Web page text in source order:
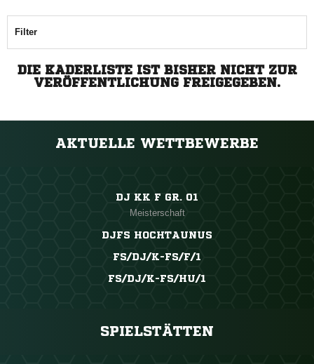
Filter
DIE KADERLISTE IST BISHER NICHT ZUR
VERÖFFENTLICHUNG FREIGEGEBEN.
AKTUELLE WETTBEWERBE
DJ KK F GR. 01
Meisterschaft
DJFS HOCHTAUNUS
FS/DJ/K-FS/F/1
FS/DJ/K-FS/HU/1
SPIELSTÄTTEN